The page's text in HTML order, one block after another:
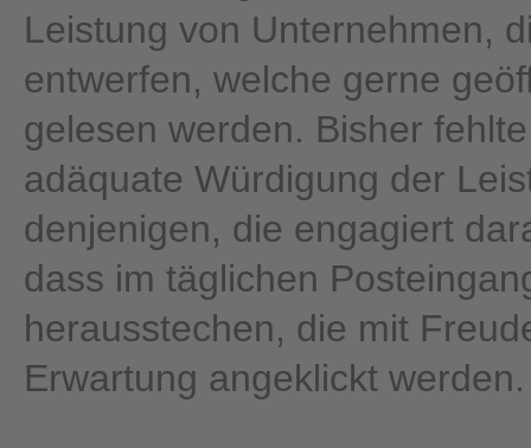
Leistung von Unternehmen,
entwerfen, welche gerne
gelesen werden. Bisher
adäquate Würdigung der
denjenigen, die engagiert
dass im täglichen
herausstechen, die mit
Erwartung angeklickt werden.